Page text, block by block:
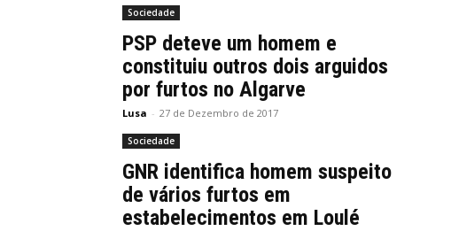
Sociedade
PSP deteve um homem e
constituiu outros dois arguidos
por furtos no Algarve
Lusa - 27 de Dezembro de 2017
Sociedade
GNR identifica homem suspeito
de vários furtos em
estabelecimentos em Loulé